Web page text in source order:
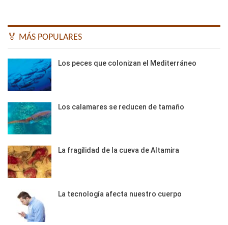
🏅 MÁS POPULARES
Los peces que colonizan el Mediterráneo
Los calamares se reducen de tamaño
La fragilidad de la cueva de Altamira
La tecnología afecta nuestro cuerpo